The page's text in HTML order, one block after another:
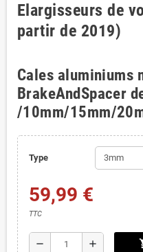
Elargisseurs de
partir de 2019)
Cales aluminiums
BrakeAndSpacer
/10mm/15mm/
Type
59,99 €
TTC
remove add